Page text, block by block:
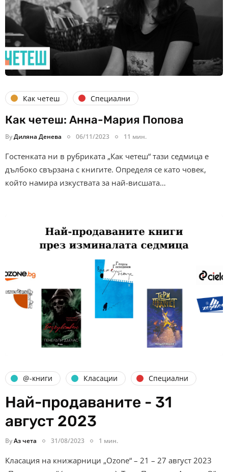
Как четеш Специални
Как четеш: Анна-Мария Попова
ByДиляна Денева 06/11/2023 11 мин.
Гостенката ни в рубриката „Как четеш“ тази седмица е
дълбоко свързана с книгите. Определя се като човек,
който намира изкуствата за най-висшата…
@-книги Класации Специални
Най-продаваните - 31
август 2023
ByАз чета 31/08/2023 1 мин.
Класация на книжарници „Ozone“ – 21 – 27 август 2023